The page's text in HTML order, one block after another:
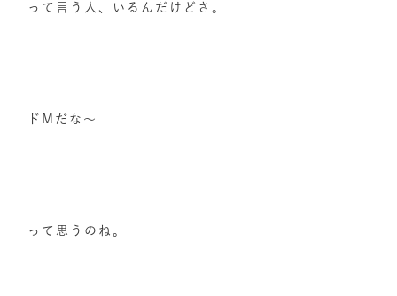
って言う人、いるんだけどさ。
ドMだな～
って思うのね。